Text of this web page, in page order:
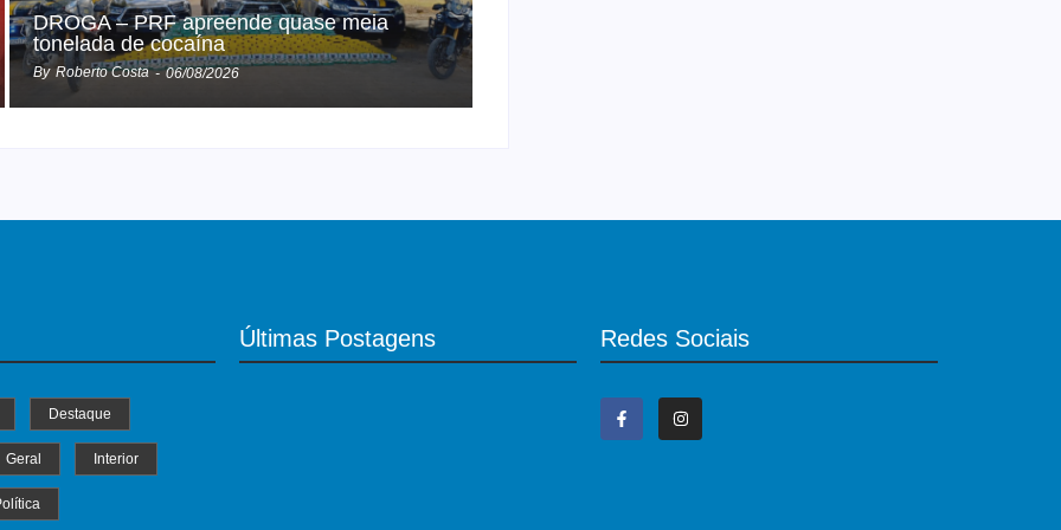
DROGA – PRF apreende quase meia
tonelada de cocaína
By Roberto Costa - 06/08/2026
Destaque
Geral Interior
Últimas Postagens Redes Sociais